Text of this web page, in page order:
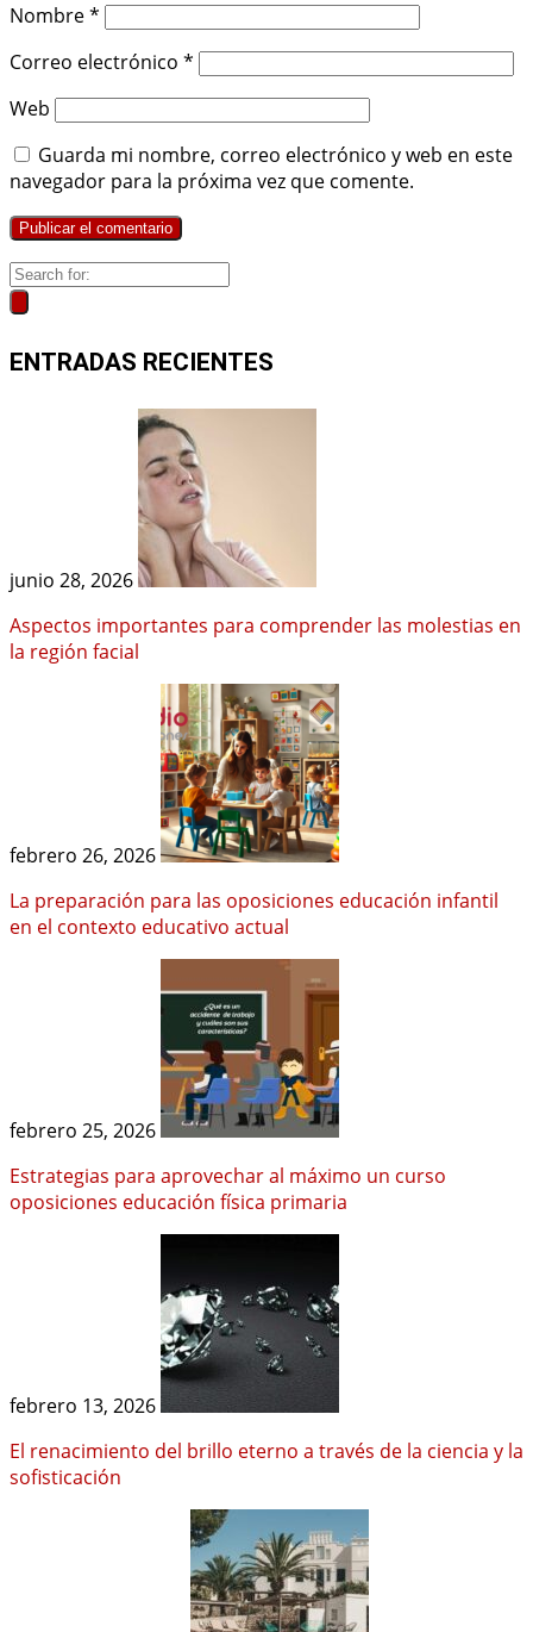
Nombre*
Correo electrónico *
Web
Guarda mi nombre, correo electrónico y web en este
navegador para la próxima vez que comente.
ENTRADAS RECIENTES
junio 28, 2026
Aspectos importantes para comprender las molestias en
la región facial
febrero 26, 2026
La preparación para las oposiciones educación infantil
en el contexto educativo actual
febrero 25, 2026
Estrategias para aprovechar al máximo un curso
oposiciones educación física primaria
febrero 13, 2026
El renacimiento del brillo eterno a través de la ciencia y la
sofisticación